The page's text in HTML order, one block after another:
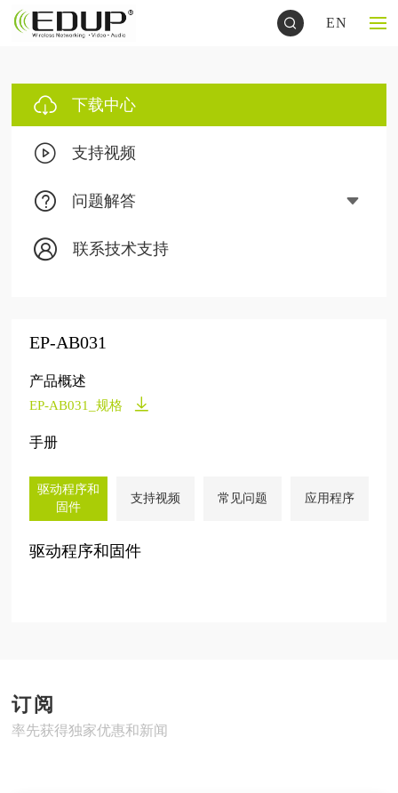
EN
下载中心
支持视频
问题解答
联系技术支持
EP-AB031
产品概述
EP-AB031_规格
手册
驱动程序和
固件
支持视频 常见问题 应用程序
驱动程序和固件
订阅
率先获得独家优惠和新闻